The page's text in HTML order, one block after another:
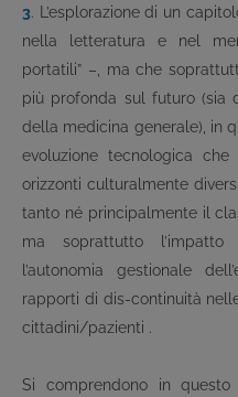
3. L’esplorazione di un
nella letteratura e nel
portatili” –, ma che
più profonda sul futuro (sia
della medicina generale), in
evoluzione tecnologica
orizzonti culturalmente
tanto né principalmente il
ma soprattutto
l’autonomia gestionale
rapporti di dis-continuità
cittadini/pazienti .
Si comprendono in